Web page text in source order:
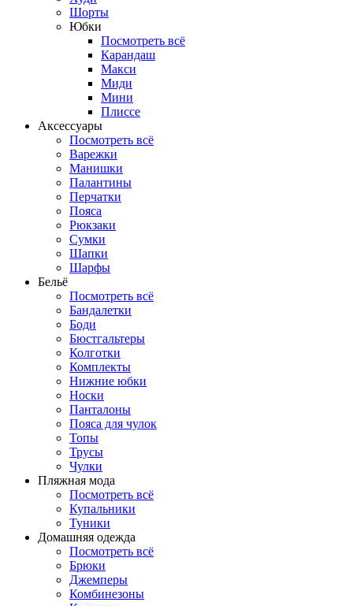
Шорты
Юбки
Посмотреть всё
Карандаш
Макси
Миди
Мини
Плиссе
Аксессуары
Посмотреть всё
Варежки
Манишки
Палантины
Перчатки
Пояса
Рюкзаки
Сумки
Шапки
Шарфы
Бельё
Посмотреть всё
Бандалетки
Боди
Бюстгальтеры
Колготки
Комплекты
Нижние юбки
Носки
Панталоны
Поясa для чулок
Топы
Трусы
Чулки
Пляжная мода
Посмотреть всё
Купальники
Туники
Домашняя одежда
Посмотреть всё
Брюки
Джемперы
Комбинезоны